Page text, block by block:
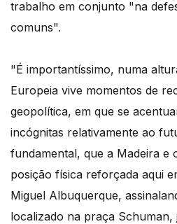
trabalho em conjunto "na
comuns".
"É importantíssimo, numa
Europeia vive momentos de
geopolítica, em que se
incógnitas relativamente ao
fundamental, que a Madeira e
posição física reforçada aqui
Miguel Albuquerque,
localizado na praça